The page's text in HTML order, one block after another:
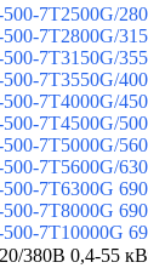
7T2500G/
7T2800G/
7T3150G/
7T3550G/
7T4000G/
7T4500G/
7T5000G/
7T5600G/
7T6300G
7T8000G
7T10000G
380В 0,4-55